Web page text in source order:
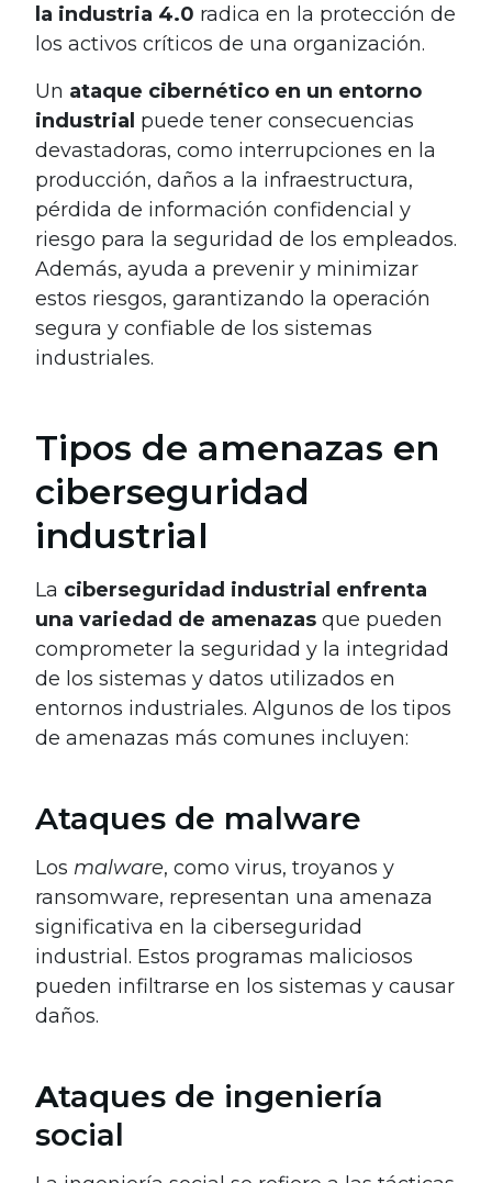
la industria 4.0 radica en la protección de
los activos críticos de una organización.
Un ataque cibernético en un entorno
industrial puede tener consecuencias
devastadoras, como interrupciones en la
producción, daños a la infraestructura,
pérdida de información confidencial y
riesgo para la seguridad de los empleados.
Además, ayuda a prevenir y minimizar
estos riesgos, garantizando la operación
segura y confiable de los sistemas
industriales.
Tipos de amenazas en
ciberseguridad
industrial
La ciberseguridad industrial enfrenta
una variedad de amenazas que pueden
comprometer la seguridad y la integridad
de los sistemas y datos utilizados en
entornos industriales. Algunos de los tipos
de amenazas más comunes incluyen:
Ataques de malware
Los malware, como virus, troyanos y
ransomware, representan una amenaza
significativa en la ciberseguridad
industrial. Estos programas maliciosos
pueden infiltrarse en los sistemas y causar
daños.
Ataques de ingeniería
social